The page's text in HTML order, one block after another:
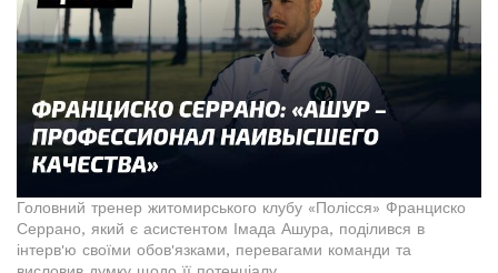
Головний тренер житомирського клубу «Полісся» Франциско
Серрано, який є асистентом Імада Ашура, поділився в
інтерв'ю своїми обов'язками, перевагами команди та